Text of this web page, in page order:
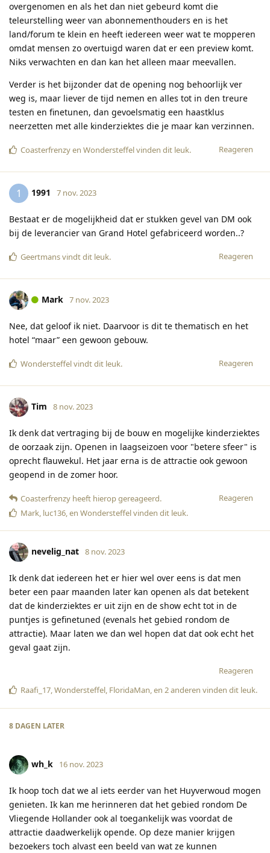
overgenomen en als het dan niet gebeurd komt die
teleurstelling weer van abonnementhouders en is het
land/forum te klein en heeft iedereen weer wat te mopperen
omdat mensen zo overtuigd waren dat er een preview komt.
Niks verwachten en dan kan het alleen maar meevallen.
Verder is het bijzonder dat de opening nog behoorlijk ver
weg is, maar liever de tijd nemen en alles tot in den treure
testen en finetunen, dan gevoelsmatig een haastklus
neerzetten met alle kinderziektes die je maar kan verzinnen.
Reageren
Coasterfrenzyen Wondersteffelvinden dit leuk.
1 1991 7 nov. 2023
Bestaat er de mogelijkheid dat er stukken gevel van DM ook
bij de leverancier van Grand Hotel gefabriceerd worden..?
Reageren
Geertmansvindt dit leuk.
Mark 7 nov. 2023
Nee, dat geloof ik niet. Daarvoor is dit te thematisch en het
hotel “maar” een gewoon gebouw.
Reageren
Wondersteffelvindt dit leuk.
Tim 8 nov. 2023
Ik denk dat vertraging bij de bouw en mogelijke kinderziektes
de oorzaak zijn. Openen in laagseizoen voor "betere sfeer" is
oprecht flauwekul. Het jaar erna is de attractie ook gewoon
geopend in de zomer hoor.
Reageren
Coasterfrenzy heeft hierop gereageerd.
Mark, luc136, en Wondersteffelvinden dit leuk.
nevelig_nat 8 nov. 2023
Ik denk dat iedereen het er hier wel over eens is dat men
beter een paar maanden later kan openen als dat betekent
dat de kinderziektes er uit zijn en de show echt tot in de
puntjes is gefinetuned (evenals het gebied rondom de
attractie). Maar laten we dan wel hopen dat dat ook echt het
geval gaat zijn.
Reageren
Raafi_17,Wondersteffel, FloridaMan, en 2anderen vinden dit leuk.
8 DAGEN LATER
wh_k 16 nov. 2023
Ik hoop toch dat we al iets eerder van het Huyverwoud mogen
genieten. Ik kan me herinneren dat het gebied rondom De
Vliegende Hollander ook al toegankelijk was voordat de
attractie daadwerkelijk opende. Op deze manier krijgen
bezoekers toch alvast een beeld van wat ze kunnen